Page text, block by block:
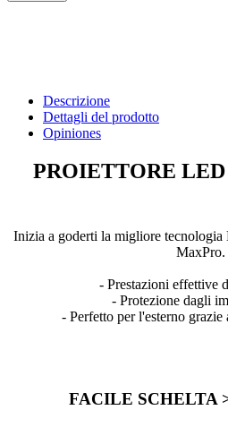
Descrizione
Dettagli del prodotto
Opiniones
PROIETTORE
Inizia a goderti la migliore
MaxPro.
- Prestazioni effettive
- Protezione dagli
- Perfetto per l'esterno grazie
FACILE SCHELTA